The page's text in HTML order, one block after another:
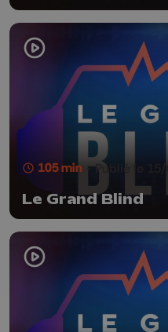
105 min - Publié le 15/
Le Grand Blind